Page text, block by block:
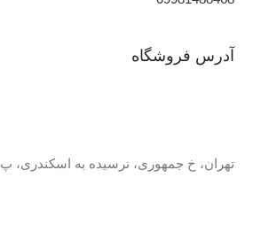
آدرس فروشگاه
تهران، خ جمهوری، نرسیده به اسکندری، پ 1411، واحد 1